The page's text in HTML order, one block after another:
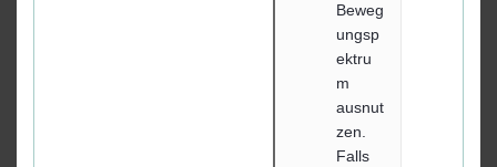
Beweg
ungsp
ektru
m
ausnut
zen.
Falls